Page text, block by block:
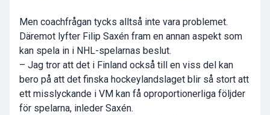
Men coachfrågan tycks alltså inte vara problemet.
Däremot lyfter Filip Saxén fram en annan aspekt som
kan spela in i NHL-spelarnas beslut.
– Jag tror att det i Finland också till en viss del kan
bero på att det finska hockeylandslaget blir så stort att
ett misslyckande i VM kan få oproportionerliga följder
för spelarna, inleder Saxén.